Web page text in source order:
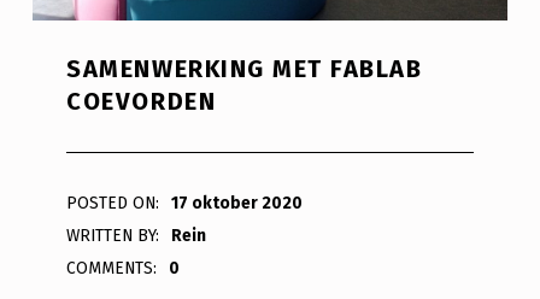
SAMENWERKING MET FABLAB
COEVORDEN
POSTED ON:
17 oktober 2020
WRITTEN BY:
Rein
COMMENTS:
0